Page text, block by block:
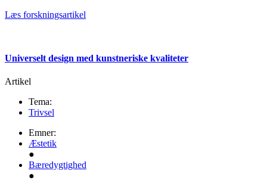
Læs forskningsartikel
Universelt design med kunstneriske kvaliteter
Artikel
Tema:
Trivsel
Emner:
Æstetik
●
Bæredygtighed
●